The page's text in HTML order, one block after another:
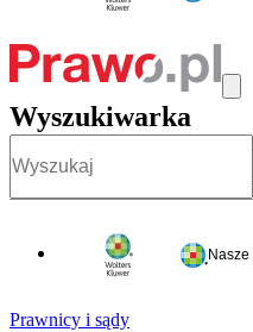
Wyszukiwarka
Prawnicy i sądy